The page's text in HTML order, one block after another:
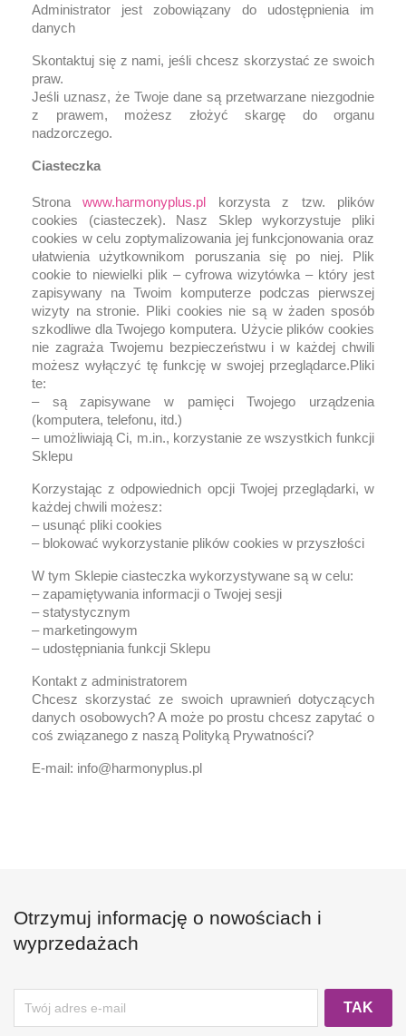
Administrator jest zobowiązany do udostępnienia im
danych
Skontaktuj się z nami, jeśli chcesz skorzystać ze swoich
praw.
Jeśli uznasz, że Twoje dane są przetwarzane niezgodnie
z prawem, możesz złożyć skargę do organu
nadzorczego.
Ciasteczka
Stronawww.harmonyplus.pl korzysta z tzw. plików
cookies (ciasteczek). Nasz Sklep wykorzystuje pliki
cookies w celu zoptymalizowania jej funkcjonowania oraz
ułatwienia użytkownikom poruszania się po niej. Plik
cookie to niewielki plik – cyfrowa wizytówka – który jest
zapisywany na Twoim komputerze podczas pierwszej
wizyty na stronie. Pliki cookies nie są w żaden sposób
szkodliwe dla Twojego komputera. Użycie plików cookies
nie zagraża Twojemu bezpieczeństwu i w każdej chwili
możesz wyłączyć tę funkcję w swojej przeglądarce.Pliki
te:
– są zapisywane w pamięci Twojego urządzenia
(komputera, telefonu, itd.)
– umożliwiają Ci, m.in., korzystanie ze wszystkich funkcji
Sklepu
Korzystając z odpowiednich opcji Twojej przeglądarki, w
każdej chwili możesz:
– usunąć pliki cookies
– blokować wykorzystanie plików cookies w przyszłości
W tym Sklepie ciasteczka wykorzystywane są w celu:
– zapamiętywania informacji o Twojej sesji
– statystycznym
– marketingowym
– udostępniania funkcji Sklepu
Kontakt z administratorem
Chcesz skorzystać ze swoich uprawnień dotyczących
danych osobowych? A może po prostu chcesz zapytać o
coś związanego z naszą Polityką Prywatności?
E-mail: info@harmonyplus.pl
Otrzymuj informację o nowościach i
wyprzedażach